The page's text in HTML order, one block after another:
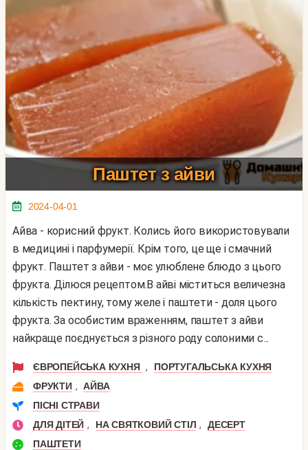
Паштет з айви
2024-04-01
Айва - корисний фрукт. Колись його використовували
в медицині і парфумерії. Крім того, це ще і смачний
фрукт. Паштет з айви - моє улюблене блюдо з цього
фрукта. Ділюся рецептом.В айві міститься величезна
кількість пектину, тому желе і паштети - доля цього
фрукта. За особистим враженням, паштет з айви
найкраще поєднується з різного роду солоними с...
ЄВРОПЕЙСЬКА КУХНЯ ,
ПОРТУГАЛЬСЬКА КУХНЯ
ФРУКТИ , АЙВА
ПІСНІ СТРАВИ
ДЛЯ ДІТЕЙ , НА СВЯТКОВИЙ СТІЛ ,
ДЕСЕРТ
ПАШТЕТИ